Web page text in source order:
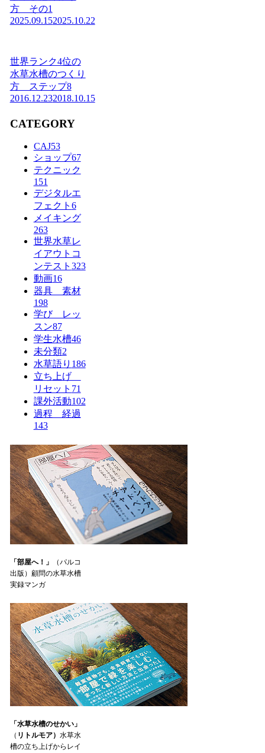
方 その1
2025.09.152025.10.22
世界ランク4位の
水草水槽のつくり
方 ステップ8
2016.12.232018.10.15
CATEGORY
CAJ53
ショップ67
テクニック
151
デジタルエ
フェクト 6
メイキング
263
世界水草レ
イアウトコ
ンテスト 323
動画16
器具 素材
198
学び レッ
スン87
学生水槽46
未分類2
水草語り 186
立ち上げ
リセット 71
課外活動102
過程 経過
143
「部屋へ！」
（パルコ
出版）顧問の水草水槽
実録マンガ
「水草水槽のせかい」
（ リトルモア） 水草水
槽の立ち上げからレイ